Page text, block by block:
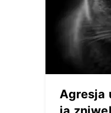
Agresja